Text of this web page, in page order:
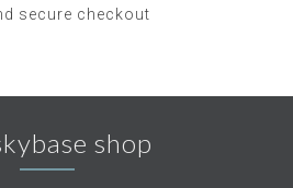
secure checkout
shop